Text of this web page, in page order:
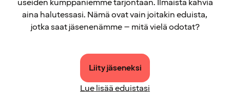
useiden kumppaniemme tarjontaan. Ilmaista kahvia
aina halutessasi. Nämä ovat vain joitakin eduista,
jotka saat jäsenenämme – mitä vielä odotat?
Liity jäseneksi
Lue lisää eduistasi